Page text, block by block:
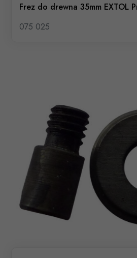
Frez do drewna 35mm EXTOL
075 025